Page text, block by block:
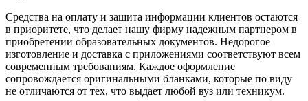
Средства на оплату и защита информации клиентов остаются
в приоритете, что делает нашу фирму надежным партнером в
приобретении образовательных документов. Недорогое
изготовление и доставка с приложениями соответствуют всем
современным требованиям. Каждое оформление
сопровождается оригинальными бланками, которые по виду
не отличаются от тех, что выдает любой вуз или техникум.